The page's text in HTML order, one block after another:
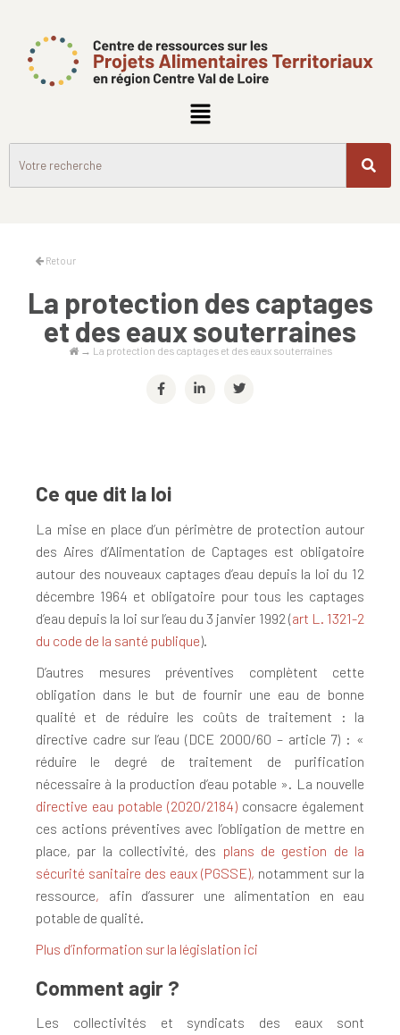
Retour
La protection des captages
et des eaux souterraines
→ La protection des captages et des eaux souterraines
Ce que dit la loi
La mise en place d’un périmètre de protection autour
des Aires d’Alimentation de Captages est obligatoire
autour des nouveaux captages d’eau depuis la loi du 12
décembre 1964 et obligatoire pour tous les captages
d’eau depuis la loi sur l’eau du 3 janvier 1992 (art L. 1321-2
du code de la santé publique).
D’autres mesures préventives complètent cette
obligation dans le but de fournir une eau de bonne
qualité et de réduire les coûts de traitement : la
directive cadre sur l’eau (DCE 2000/60 – article 7) : «
réduire le degré de traitement de purification
nécessaire à la production d’eau potable ». La nouvelle
directive eau potable (2020/2184) consacre également
ces actions préventives avec l’obligation de mettre en
place, par la collectivité, des plans de gestion de la
sécurité sanitaire des eaux (PGSSE), notamment sur la
ressource, afin d’assurer une alimentation en eau
potable de qualité.
Plus d’information sur la législation ici
Comment agir ?
Les collectivités et syndicats des eaux sont